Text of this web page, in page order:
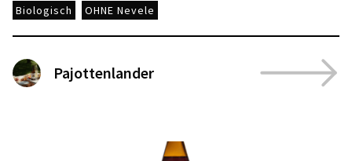
Biologisch OHNE Nevele
Pajottenlander